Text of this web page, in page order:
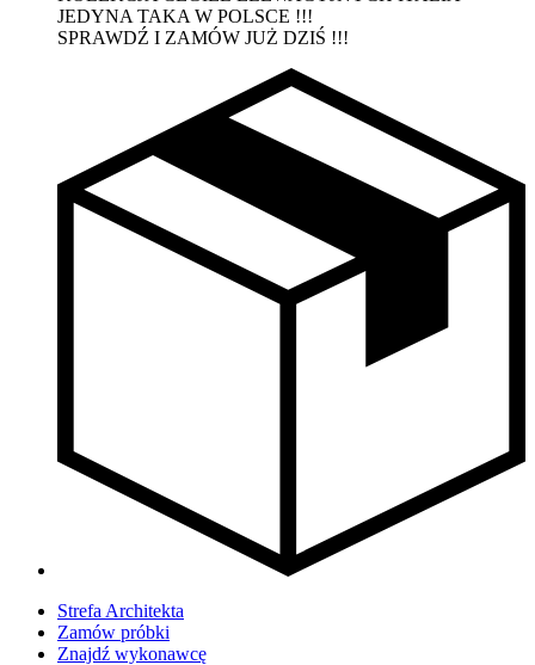
JEDYNA TAKA W POLSCE !!!
SPRAWDŹ I ZAMÓW JUŻ DZIŚ !!!
Strefa Architekta
Zamów próbki
Znajdź wykonawcę